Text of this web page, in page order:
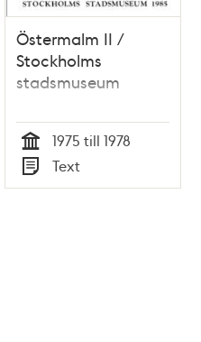
Östermalm II /
Stockholms
stadsmuseum
Tid
1975 till 1978
Typ
Text